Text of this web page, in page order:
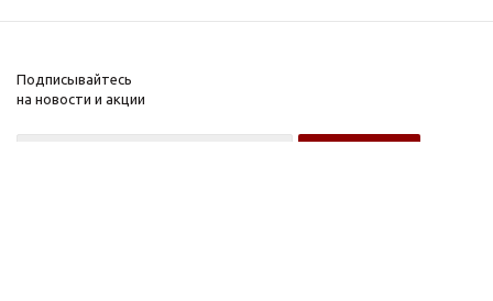
Подписывайтесь
на новости и акции